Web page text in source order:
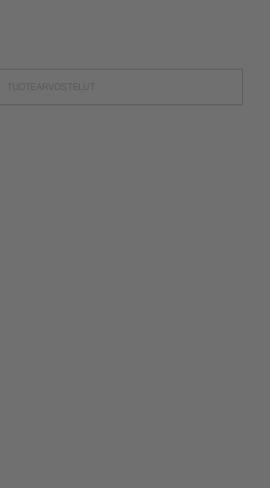
TUOTEARVOSTELUT